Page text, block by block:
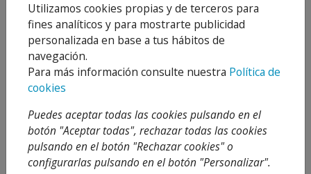
METRO TUBERÍA
Desde1,42 €2,18 €
35 %
Añadir al
carrito
Utilizamos cookies propias y de terceros para
fines analíticos y para mostrarte publicidad
personalizada en base a tus hábitos de
navegación.
Para más información consulte nuestra Política de
cookies
Puedes aceptar todas las cookies pulsando en el
botón "Aceptar todas", rechazar todas las cookies
pulsando en el botón "Rechazar cookies" o
configurarlas pulsando en el botón "Personalizar".